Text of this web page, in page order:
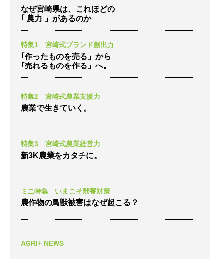
なぜ宮崎県は、これほどの
｢ 農力 」があるのか
特集1 宮崎式ブランド創出力
｢作ったものを売る」から
｢売れるものを作る」へ。
特集2 宮崎式農業支援力
農業で生きていく。
特集3 宮崎式農業経営力
新3K農業をカタチに。
ミニ特集 いまこそ獣害対策
農作物の鳥獣被害はなぜ起こる？
AGRI+ NEWS